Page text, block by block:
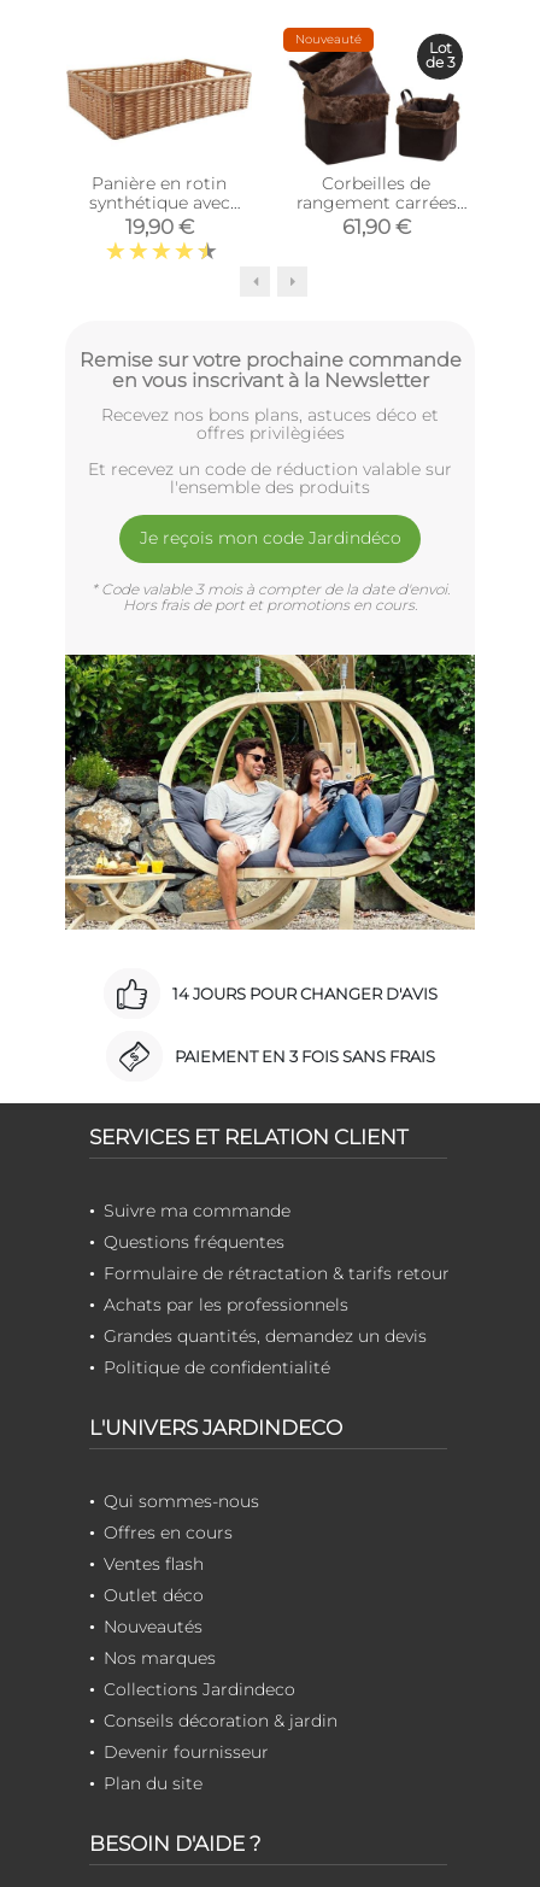
Panière en rotin
synthétique avec
passe-main
(Longueur 40cm)
19,90 €
Nouveauté
Corbeilles de
rangement carrées
avec fourrure
synthétique (Lot de 3)
61,90 €
Lot
de 3
Remise sur votre prochaine commande
en vous inscrivant à la Newsletter
Recevez nos bons plans, astuces déco et
offres privilègiées
Et recevez un code de réduction valable sur
l'ensemble des produits
Je reçois mon code Jardindéco
* Code valable 3 mois à compter de la date d'envoi.
Hors frais de port et promotions en cours.
14 JOURS POUR CHANGER D'AVIS
PAIEMENT EN 3 FOIS SANS FRAIS
SERVICES ET RELATION CLIENT
Suivre ma commande
Questions fréquentes
Formulaire de rétractation & tarifs retour
Achats par les professionnels
Grandes quantités, demandez un devis
Politique de confidentialité
L'UNIVERS JARDINDECO
Qui sommes-nous
Offres en cours
Ventes flash
Outlet déco
Nouveautés
Nos marques
Collections Jardindeco
Conseils décoration & jardin
Devenir fournisseur
Plan du site
BESOIN D'AIDE ?